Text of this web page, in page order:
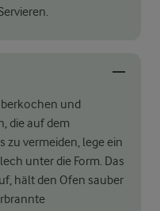
und
die auf dem
zu vermeiden, lege ein
unter die Form. Das
hält den Ofen sauber